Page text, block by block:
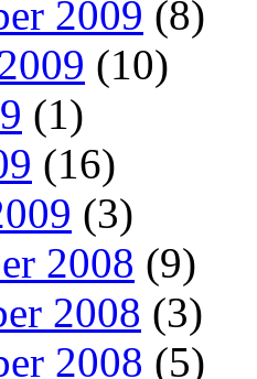
2009 (8)
(10)
(1)
(16)
(3)
2008 (9)
2008 (3)
2008 (5)